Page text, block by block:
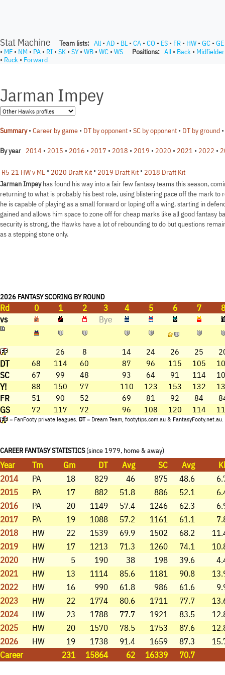
Stat Machine Team lists: All • AD • BL • CA • CO • ES • FR • HW • GC • GE
• ME • NM • PA • RI • SK • SY• WB • WC • WS Positions: All • Back • Midfielder
• Ruck • Forward